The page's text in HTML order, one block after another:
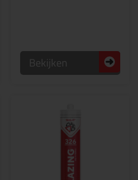
Bekijken